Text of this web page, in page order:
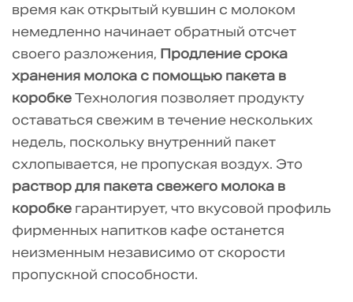
миндальное?
5.1.5
5.
Являются
ли
пакеты
не
содержащими
BPA
и
безопасными
пищевых
продуктов?
время как открытый кувшин с молоком
немедленно начинает обратный отсчет
своего разложения, Продление срока
хранения молока с помощью пакета в
коробкеТехнология позволяет продукту
оставаться свежим в течение нескольких
недель, поскольку внутренний пакет
схлопывается, не пропуская воздух. Это
раствор для пакета свежего молока в
коробке гарантирует, что вкусовой профиль
фирменных напитков кафе останется
неизменным независимо от скорости
пропускной способности.